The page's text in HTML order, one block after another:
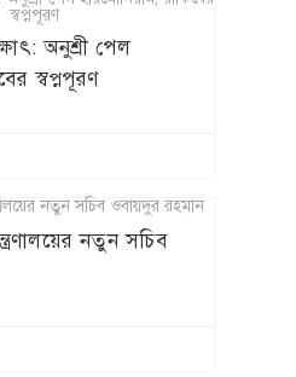
অনুশ্রী পেল
স্বপ্নপূরণ
নতুন সচিব